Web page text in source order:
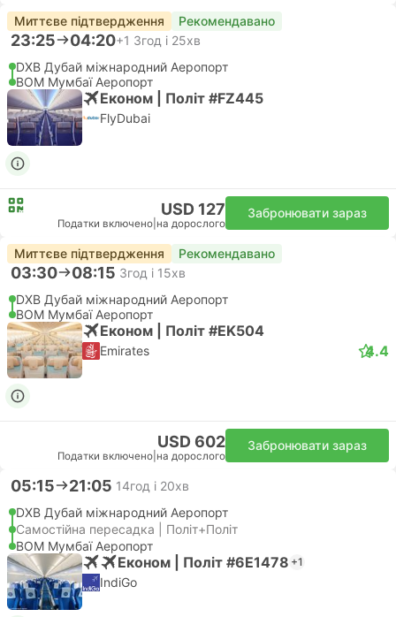
Миттєве підтвердження Рекомендавано
23:25 04:20+1 3год і 25хв
DXB Дубай міжнародний Аеропорт
BOM Мумбаї Аеропорт
Економ | Політ #FZ445
FlyDubai
USD 127
Податки включено на дорослого
Забронювати зараз
Миттєве підтвердження Рекомендавано
03:30 08:15 3год і 15хв
DXB Дубай міжнародний Аеропорт
BOM Мумбаї Аеропорт
Економ | Політ #EK504
Emirates 4.4
USD 602
Податки включено на дорослого
Забронювати зараз
05:15 21:05 14год і 20хв
DXB Дубай міжнародний Аеропорт
Самостійна пересадка | Політ+Політ
BOM Мумбаї Аеропорт
Економ | Політ #6E1478 +1
IndiGo